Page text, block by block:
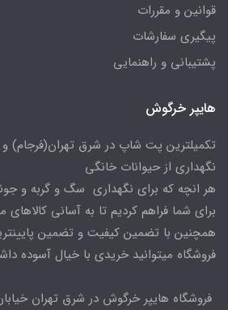
قوانین و مقررات
پیگیری سفارشات
پشتیبانی و راهنمایی
هایپر خرگوش
تکمیلترین پت شاپ در شرق تهران(فرجام)
نگهداری از حیوانات خانگی
هر انچه که برای نگهداری سگ و گربه و
برای شما فراهم کردیم تا به آسانی کالاهای
همچنین با تضمین کیفیت و تضمین
فروشگاه میتوانید خریدی با خیال آسوده
فروشگاه هایپر خرگوش در شرق تهران